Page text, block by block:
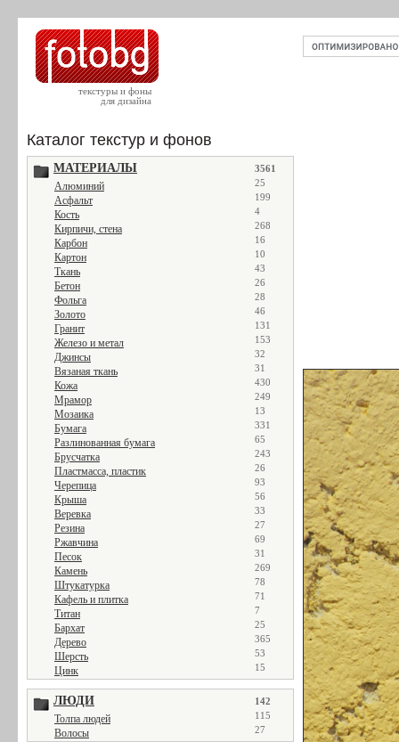
текстуры и фоны
для дизайна
Каталог текстур и фонов
МАТЕРИАЛЫ 3561
Алюминий 25
Асфальт 199
Кость 4
Кирпичи, стена 268
Карбон 16
Картон 10
Ткань 43
Бетон 26
Фольга 28
Золото 46
Гранит 131
Железо и метал 153
Джинсы 32
Вязаная ткань 31
Кожа 430
Мрамор 249
Мозаика 13
Бумага 331
Разлинованная бумага 65
Брусчатка 243
Пластмасса, пластик 26
Черепица 93
Крыша 56
Веревка 33
Резина 27
Ржавчина 69
Песок 31
Камень 269
Штукатурка 78
Кафель и плитка 71
Титан 7
Бархат 25
Дерево 365
Шерсть 53
Цинк 15
ЛЮДИ 142
Толпа людей 115
Волосы 27